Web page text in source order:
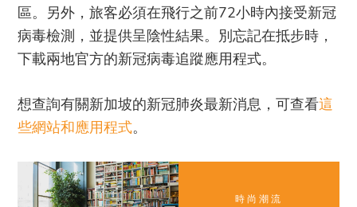
區。另外，旅客必須在飛行之前72小時內接受新冠
病毒檢測，並提供呈陰性結果。別忘記在抵步時，
下載兩地官方的新冠病毒追蹤應用程式。
想查詢有關新加坡的新冠肺炎最新消息，可查看這
些網站和應用程式。
時尚潮流